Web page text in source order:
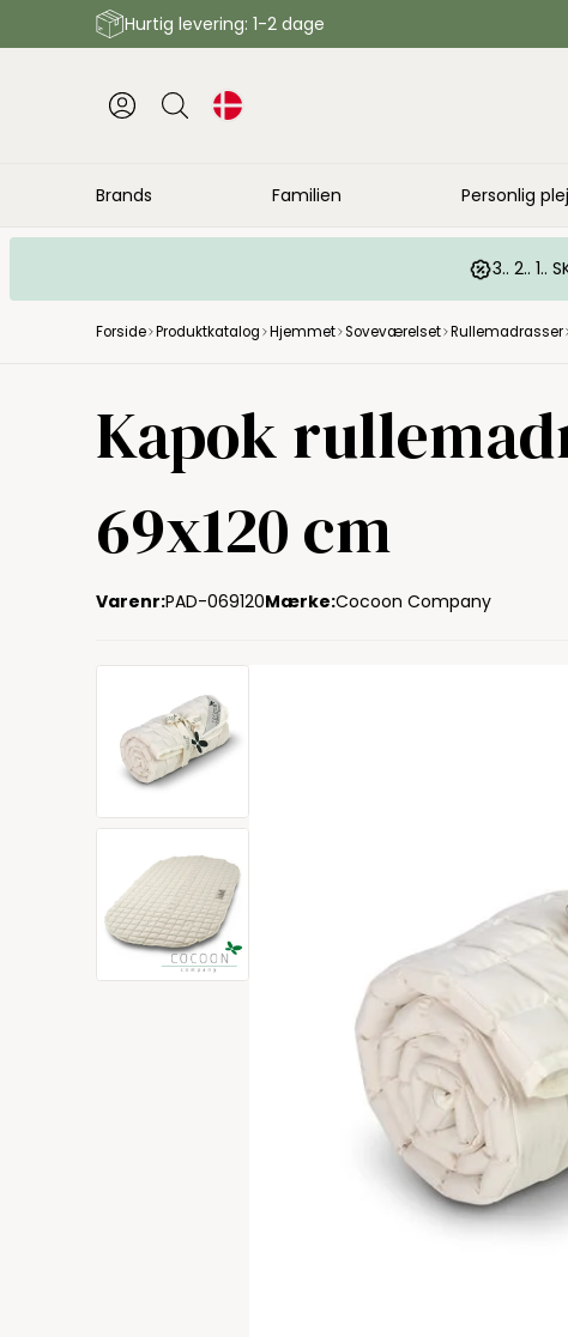
Hurtig levering: 1-2 dage
Brands Familien Personlig
3.. 2.. 1..
Forside Produktkatalog Hjemmet Soveværelset Rullemadrasser
Kapok
69x120 cm
Varenr:PAD-069120Mærke:Cocoon Company